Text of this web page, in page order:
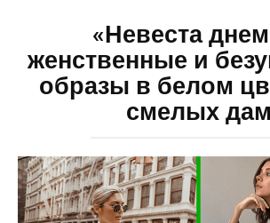
«Невеста
женственные и
образы в белом
смелых дам